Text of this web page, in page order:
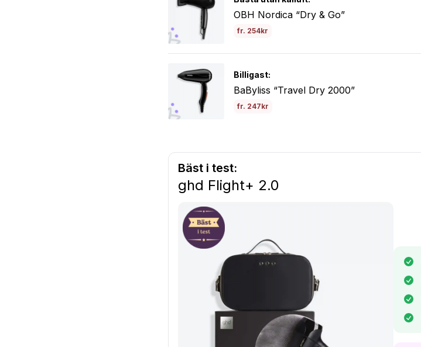
OBH Nordica “Dry & Go”
fr. 254kr
Billigast:
BaByliss “Travel Dry 2000”
fr. 247kr
Bäst i test:
ghd Flight+ 2.0